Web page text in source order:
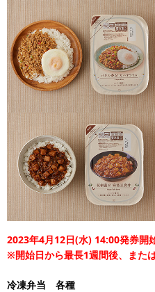
2023年4月12日(水) 14:00発券開
※開始日から最長1週間後、また
冷凍弁当 各種